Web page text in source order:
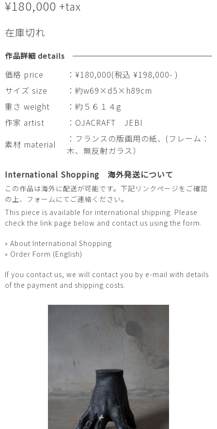
¥180,000 +tax
在庫切れ
作品詳細 details
価格 price
：¥180,000(税込 ¥198,000- )
サイズ size
：約w69×d5×h89cm
重さ weight
：約５６１４g
作家 artist
：OJACRAFT JEBI
素材 material
：フランスの版画用の紙、(フレーム：
木、無反射ガラス）
International Shopping 海外発送について
この作品は海外に配送が可能です。下記リンクページをご確認
の上、フォームにてご連絡ください。
This piece is available for international shipping. Please
check the link page below and contact us using the form.
» About International Shopping
» Order Form (English)
If you contact us, we will contact you by e-mail with details
of the payment and shipping costs.